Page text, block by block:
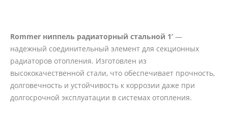
Rommer ниппель радиаторный стальной 1’ —
надежный соединительный элемент для секционных
радиаторов отопления. Изготовлен из
высококачественной стали, что обеспечивает прочность,
долговечность и устойчивость к коррозии даже при
долгосрочной эксплуатации в системах отопления.